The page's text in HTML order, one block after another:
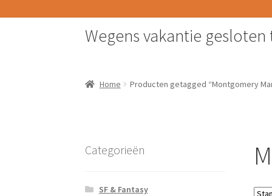
HomeAfrekenenAlgemene Voorwaarden
Wegens vakantie
Home Producten getagged “Montgomery
Categorieën
SF & Fantasy